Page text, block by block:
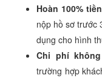
Hoàn 100%
nộp hồ sơ trước
dụng cho hình
Chi phí
trường hợp